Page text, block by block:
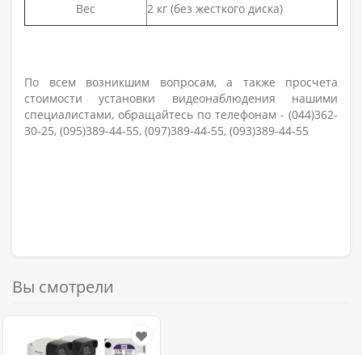
Вес 2 кг (без жесткого диска)
По всем возникшим вопросам, а также просчета
стоимости установки видеонаблюдения нашими
специалистами, обращайтесь по телефонам - (044)362-
30-25, (095)389-44-55, (097)389-44-55, (093)389-44-55
Вы смотрели